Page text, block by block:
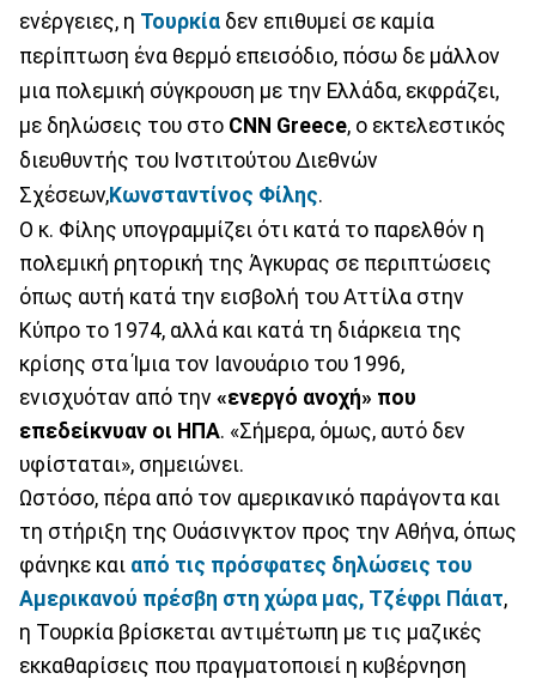
ενέργειες, η Τουρκία δεν επιθυμεί σε καμία
περίπτωση ένα θερμό επεισόδιο, πόσω δε μάλλον
μια πολεμική σύγκρουση με την Ελλάδα, εκφράζει,
με δηλώσεις του στο CNN Greece, o εκτελεστικός
διευθυντής του Ινστιτούτου Διεθνών
Σχέσεων,Κωνσταντίνος Φίλης.
Ο κ. Φίλης υπογραμμίζει ότι κατά το παρελθόν η
πολεμική ρητορική της Άγκυρας σε περιπτώσεις
όπως αυτή κατά την εισβολή του Αττίλα στην
Κύπρο το 1974, αλλά και κατά τη διάρκεια της
κρίσης στα Ίμια τον Ιανουάριο του 1996,
ενισχυόταν από την «ενεργό ανοχή» που
επεδείκνυαν οι ΗΠΑ. «Σήμερα, όμως, αυτό δεν
υφίσταται», σημειώνει.
Ωστόσο, πέρα από τον αμερικανικό παράγοντα και
τη στήριξη της Ουάσινγκτον προς την Αθήνα, όπως
φάνηκε και από τις πρόσφατες δηλώσεις του
Αμερικανού πρέσβη στη χώρα μας, Τζέφρι Πάιατ,
η Τουρκία βρίσκεται αντιμέτωπη με τις μαζικές
εκκαθαρίσεις που πραγματοποιεί η κυβέρνηση